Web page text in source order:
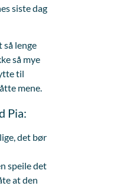
siste dag
lenge
så mye
til
mene.
Pia:
det bør
speile det
at den